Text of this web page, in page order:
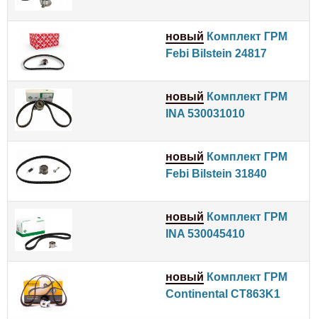
новый Комплект ГРМ
Febi Bilstein 24817
новый Комплект ГРМ
INA 530031010
новый Комплект ГРМ
Febi Bilstein 31840
новый Комплект ГРМ
INA 530045410
новый Комплект ГРМ
Continental CT863K1